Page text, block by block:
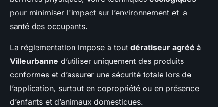
pour minimiser l'impact sur l’environnement et la
santé des occupants.
La réglementation impose à tout dératiseur agréé à
Villeurbanne d’utiliser uniquement des produits
conformes et d’assurer une sécurité totale lors de
l’application, surtout en copropriété ou en présence
d’enfants et d’animaux domestiques.